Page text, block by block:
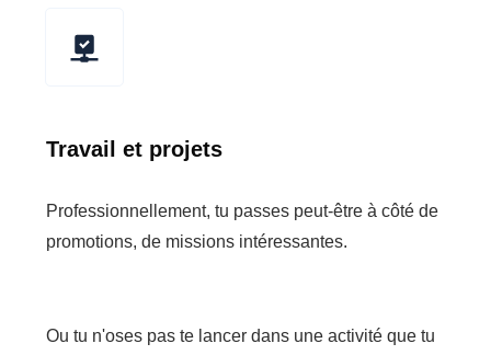
Travail et projets
Professionnellement, tu passes peut-être à côté de
promotions, de missions intéressantes.
Ou tu n'oses pas te lancer dans une activité que tu